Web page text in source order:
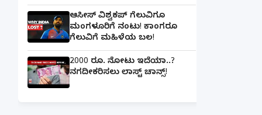
ಆಸೀಸ್ ವಿಶ್ವಕಪ್ ಗೆಲುವಿಗೂ
ಮಂಗಳೂರಿಗೆ ನಂಟು! ಕಾಂಗರೂ
ಗೆಲುವಿಗೆ ಮಹಿಳೆಯ ಬಲ!
2000 ರೂ. ನೋಟು ಇದೆಯಾ..?
ನಗದೀಕರಿಸಲು ಲಾಸ್ಟ್‌ ಚಾನ್ಸ್‌!